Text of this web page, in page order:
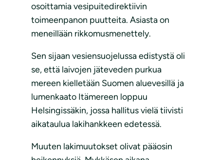
osoittamia vesipuitedirektiivin
toimeenpanon puutteita. Asiasta on
meneillään rikkomusmenettely.
Sen sijaan vesiensuojelussa edistystä oli
se, että laivojen jäteveden purkua
mereen kielletään Suomen aluevesillä ja
lumenkaato Itämereen loppuu
Helsingissäkin, jossa hallitus vielä tiivisti
aikataulua lakihankkeen edetessä.
Muuten lakimuutokset olivat pääosin